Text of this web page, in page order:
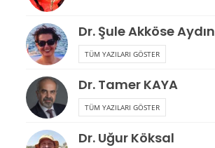
Dr. Şule Akköse Aydın
TÜM YAZILARI GÖSTER
Dr. Tamer KAYA
TÜM YAZILARI GÖSTER
Dr. Uğur Köksal